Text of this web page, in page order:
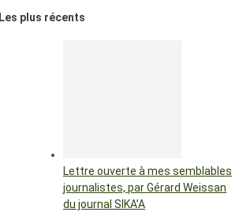
Les plus récents
Lettre ouverte à mes semblables
journalistes, par Gérard Weissan
du journal SIKA’A